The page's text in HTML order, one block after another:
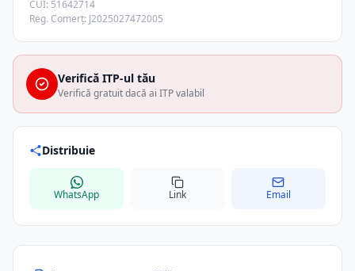
CUI: 51642714
Reg. Comerț: J2025027472005
Verifică ITP-ul tău
Verifică gratuit dacă ai ITP valabil
Distribuie
WhatsApp Link Email